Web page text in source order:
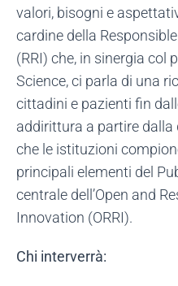
valori, bisogni e
cardine della
(RRI) che, in sinergia col
Science, ci parla di una
cittadini e pazienti fin
addirittura a partire dalla
che le istituzioni
principali elementi del
centrale dell’Open and
Innovation (ORRI).
Chi interverrà: